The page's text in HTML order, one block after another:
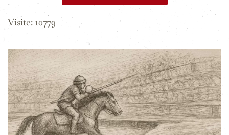
Visite: 10779